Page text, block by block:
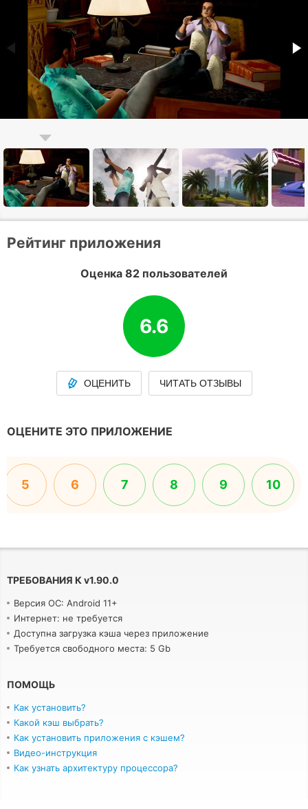
Рейтинг приложения
Оценка 82 пользователей
6.6
ОЦЕНИТЬ ЧИТАТЬ ОТЗЫВЫ
ОЦЕНИТЕ ЭТО ПРИЛОЖЕНИЕ
5 6 7 8 9 10
ТРЕБОВАНИЯ К v1.90.0
Версия ОС: Android 11+
Интернет: не требуется
Доступна загрузка кэша через приложение
Требуется свободного места: 5 Gb
ПОМОЩЬ
Как установить?
Какой кэш выбрать?
Как установить приложения с кэшем?
Видео-инструкция
Как узнать архитектуру процессора?